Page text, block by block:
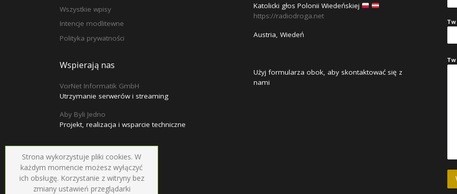
Wszystkie wpisy
Intencje modlitewne
Polityka prywatności
Wspierają nas
VorNet Informatik GmbH
Utrzymanie serwerów i streaming
Aby Byli Jedno
Projekt, realizacja i wsparcie techniczne
Katolicki głos Polonii Wiedeńskiej
https://radiodroga.net
Austria, Wiedeń
Użyj formularza obok, aby skontaktować się z
nami
Strona wykorzystuje pliki cookies. W
każdym momencie możesz wyłączyć
ich obsługę. Korzystanie z witryny bez
zmiany ustawień przeglądarki